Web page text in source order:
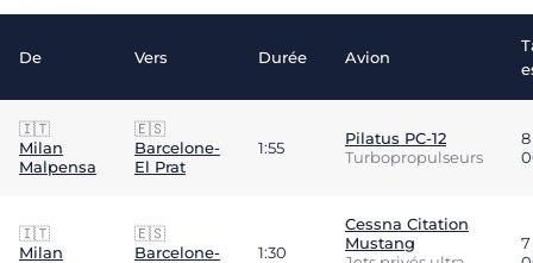
De Vers Durée Avion
🇮🇹
Milan
Malpensa
🇪🇸
Barcelone-
El Prat
1:55
Pilatus PC-12
Turbopropulseurs
8
🇮🇹
Milan
🇪🇸
Barcelone-
1:30
Cessna Citation
Mustang
7